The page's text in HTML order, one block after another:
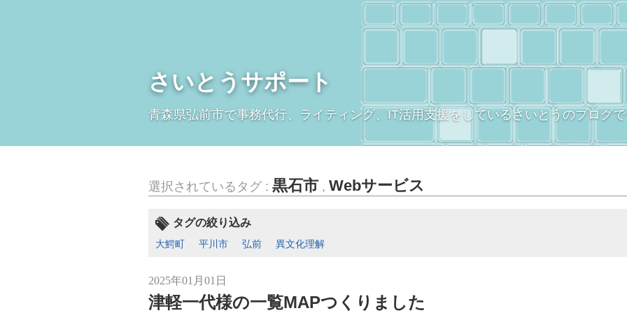
さいとうサポート
青森県弘前市で事務代行、ライティング、IT活用支援をしているさいとうのブログ
選択されているタグ : 黒石市 , Webサービス
タグの絞り込み
大鰐町 平川市 弘前 異文化理解
2025年01月01日
津軽一代様の一覧MAPつくりました